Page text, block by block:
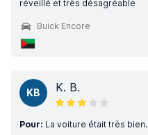
réveillé et très désagréable
Buick Encore
KB K. B.
Pour: La voiture était très bien.